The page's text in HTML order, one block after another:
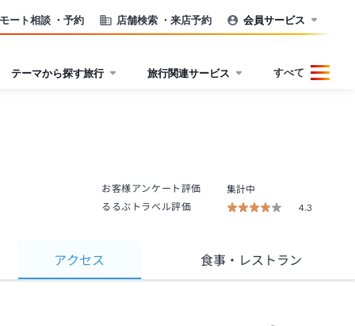
ート相談 ・予約 店舗検索 ・来店予約 会員サービス
テーマから探す旅行 旅行関連サービス すべて
お客様アンケート評価
集計中
るるぶトラベル評価
4.3
アクセス 食事・レストラン